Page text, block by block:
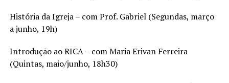
História da Igreja – com Prof. Gabriel (Segundas, março
a junho, 19h)
Introdução ao RICA – com Maria Erivan Ferreira
(Quintas, maio/junho, 18h30)